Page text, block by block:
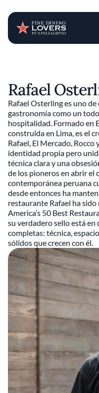
Rafael
Rafael Osterling es uno
gastronomía como un
hospitalidad. Formado en
construida en Lima, es el
Rafael, El Mercado, Rocco
identidad propia pero
técnica clara y una
de los pioneros en abrir el
contemporánea peruana
desde entonces ha
restaurante Rafael ha
America’s 50 Best
su verdadero sello está
completas: técnica,
sólidos que crecen con él.